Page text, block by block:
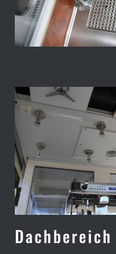
Dachbereich